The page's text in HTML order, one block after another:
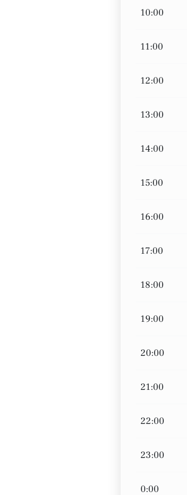
10:00
11:00
12:00
13:00
14:00
15:00
16:00
17:00
18:00
19:00
20:00
21:00
22:00
23:00
0:00